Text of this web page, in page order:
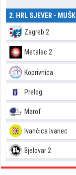
2. HRL SJEVER - MUŠKI
Zagreb 2
Metalac 2
Koprivnica
Prelog
Marof
Ivančica Ivanec
Bjelovar 2